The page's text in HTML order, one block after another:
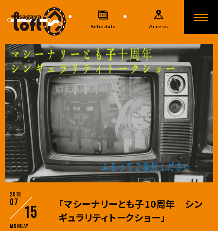
Schedule Access
2019
07
15
Monday
「マシーナリーとも子10周年 シン
ギュラリティトークショー」